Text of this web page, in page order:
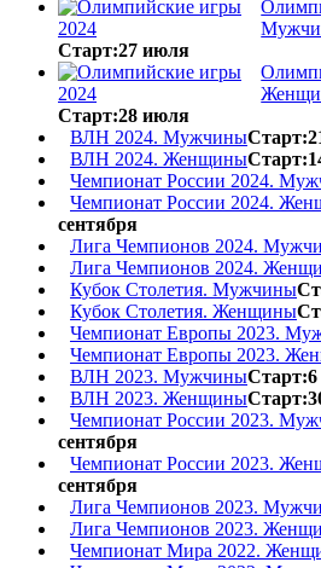
Старт:27 июля
Старт:28 июля
ВЛН 2024. Мужчины
ВЛН 2024. Женщины
Чемпионат России 2024.
Чемпионат России 2024.
сентября
Лига Чемпионов 2024.
Лига Чемпионов 2024.
Кубок Столетия. Мужчины
Кубок Столетия. Женщины
Чемпионат Европы 2023.
Чемпионат Европы 2023.
ВЛН 2023. Мужчины
ВЛН 2023. Женщины
Чемпионат России 2023.
сентября
Чемпионат России 2023.
сентября
Лига Чемпионов 2023.
Лига Чемпионов 2023.
Чемпионат Мира 2022.